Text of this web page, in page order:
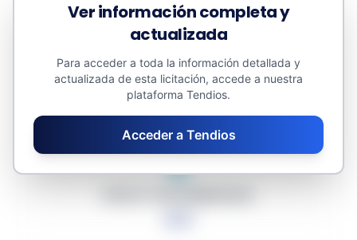
Descuento Promedio
0.00%
Ver información completa y
actualizada
Para acceder a toda la información detallada y
actualizada de esta licitación, accede a nuestra
plataforma Tendios.
Acceder a Tendios